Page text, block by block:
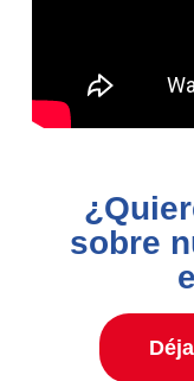
sobre